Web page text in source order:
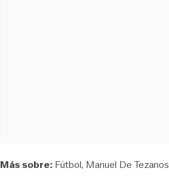
Más sobre: Fútbol Manuel De Tezanos